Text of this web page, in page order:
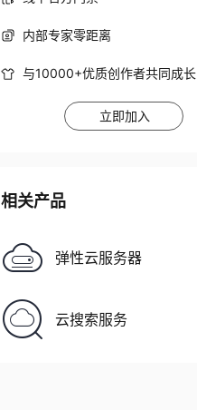
内部专家零距离
与10000+优质创作者共同成长
立即加入
相关产品
弹性云服务器
云搜索服务